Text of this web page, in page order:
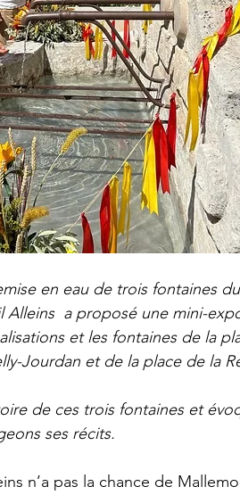
en eau de trois fontaines
Alleins  a proposé une mini-
et les fontaines de la
Jourdan et de la place de la
de ces trois fontaines et
ses récits.
n’a pas la chance de